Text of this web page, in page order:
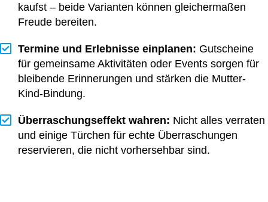
kaufst – beide Varianten können gleichermaßen
Freude bereiten.
Termine und Erlebnisse einplanen: Gutscheine
für gemeinsame Aktivitäten oder Events sorgen für
bleibende Erinnerungen und stärken die Mutter-
Kind-Bindung.
Überraschungseffekt wahren: Nicht alles verraten
und einige Türchen für echte Überraschungen
reservieren, die nicht vorhersehbar sind.